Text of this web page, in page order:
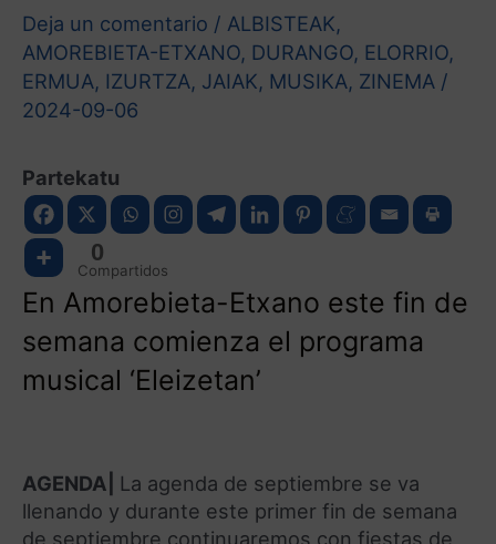
Deja un comentario / ALBISTEAK,
AMOREBIETA-ETXANO, DURANGO, ELORRIO,
ERMUA, IZURTZA, JAIAK, MUSIKA, ZINEMA /
2024-09-06
Partekatu
0
Compartidos
En Amorebieta-Etxano este fin de
semana comienza el programa
musical ‘Eleizetan’
AGENDA| La agenda de septiembre se va
llenando y durante este primer fin de semana
de septiembre continuaremos con fiestas de